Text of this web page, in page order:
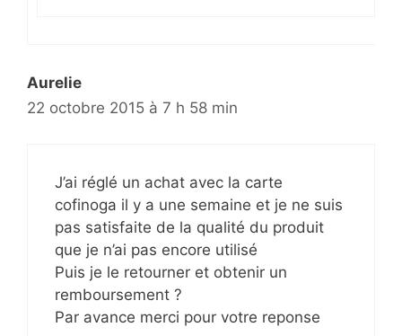
Aurelie
22 octobre 2015 à 7 h 58 min
J’ai réglé un achat avec la carte
cofinoga il y a une semaine et je ne suis
pas satisfaite de la qualité du produit
que je n’ai pas encore utilisé
Puis je le retourner et obtenir un
remboursement ?
Par avance merci pour votre reponse